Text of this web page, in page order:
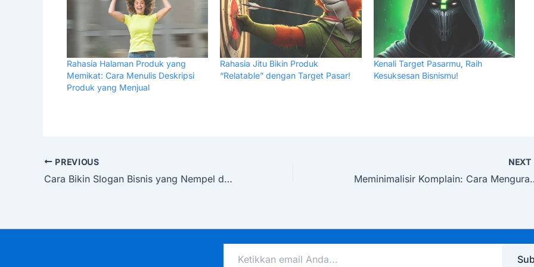
Rahasia Halaman Produk yang
Memikat: Cara Menulis Deskripsi
Produk yang Menjual
Rahasia Jitu Bikin Produk
“Relatable” dengan Target Pasar!
Kenali Target Pasarmu, Raih
Kesuksesan Bisnismu!
PREVIOUS
Cara Bikin Slogan Bisnis yang Nempel di Ingatan Pengunjung Website
NEXT
Meminimalisir
email